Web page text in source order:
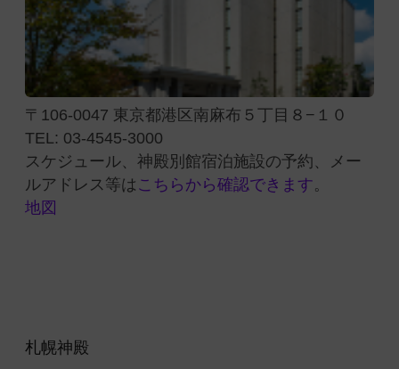
〒106-0047 東京都港区南麻布５丁目８−１０
TEL: 03-4545-3000
スケジュール、神殿別館宿泊施設の予約、メー
ルアドレス等は こちらから確認できます。
地図
札幌神殿